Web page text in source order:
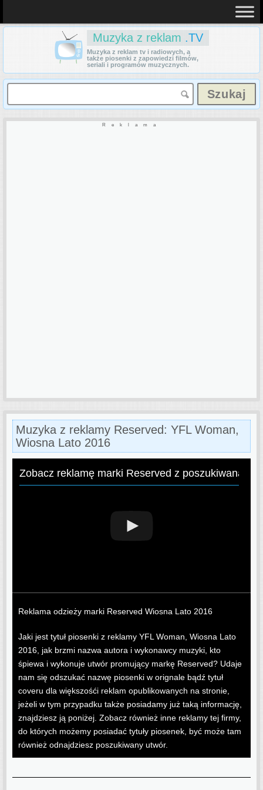
Muzyka z reklam .TV
Muzyka z reklam tv i radiowych, a
także piosenki z zapowiedzi filmów,
seriali i programów muzycznych.
Reklama
Muzyka z reklamy Reserved: YFL Woman,
Wiosna Lato 2016
Zobacz reklamę marki Reserved z poszukiwaną
Reklama odzieży marki Reserved Wiosna Lato 2016
Jaki jest tytuł piosenki z reklamy YFL Woman, Wiosna Lato
2016, jak brzmi nazwa autora i wykonawcy muzyki, kto
śpiewa i wykonuje utwór promujący markę Reserved? Udaje
nam się odszukać nazwę piosenki w orignale bądź tytuł
coveru dla większośći reklam opublikowanych na stronie,
jeżeli w tym przypadku także posiadamy już taką informację,
znajdziesz ją poniżej. Zobacz również inne reklamy tej firmy,
do których możemy posiadać tytuły piosenek, być może tam
również odnajdziesz poszukiwany utwór.